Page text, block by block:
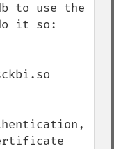
to use the
it so: